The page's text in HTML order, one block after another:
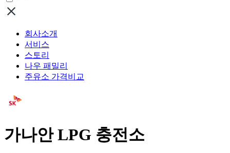
회사소개
서비스
스토리
나우 패밀리
주유소 가격비교
가나안 LPG 충전소